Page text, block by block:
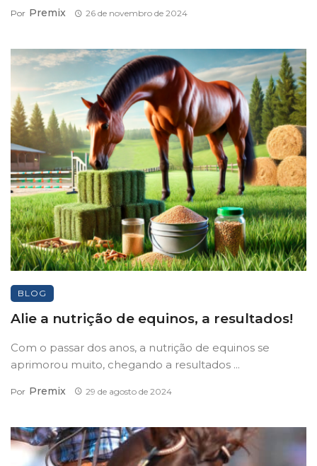
Por Premix 26 de novembro de 2024
BLOG
Alie a nutrição de equinos, a resultados!
Com o passar dos anos, a nutrição de equinos se
aprimorou muito, chegando a resultados ...
Por Premix 29 de agosto de 2024